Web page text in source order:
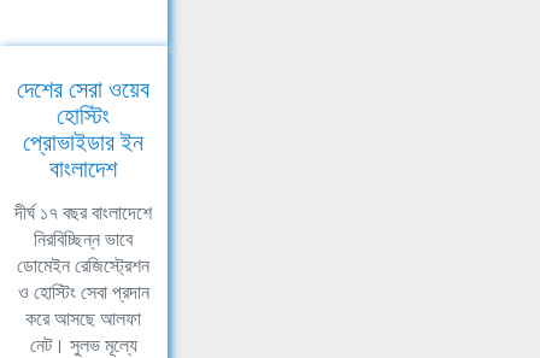
দেশের সেরা ওয়েব
হোস্টিং
প্রোভাইডার ইন
বাংলাদেশ
দীর্ঘ ১৭ বছর বাংলাদেশে
নিরবিচ্ছিন্ন ভাবে
ডোমেইন রেজিস্ট্রেশন
ও হোস্টিং সেবা প্রদান
করে আসছে আলফা
নেট। সুলভ মূল্যে